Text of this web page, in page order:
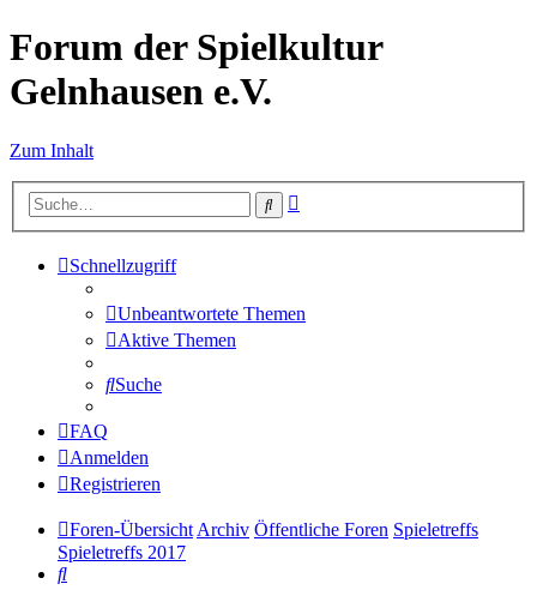
Forum der Spielkultur
Gelnhausen e.V.
Zum Inhalt
Suche
Schnellzugriff
Unbeantwortete Themen
Aktive Themen
Suche
FAQ
Anmelden
Registrieren
Foren-ÜbersichtArchiv Öffentliche Foren Spieletreffs
Spieletreffs 2017
Suche